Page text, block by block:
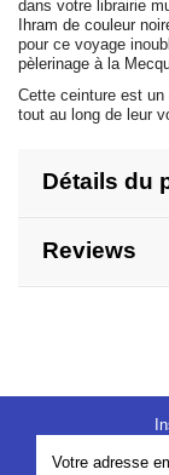
dans votre librairie
Ihram de couleur
pour ce voyage
pèlerinage à la
Cette ceinture est
tout au long de leur
Détails du
Reviews